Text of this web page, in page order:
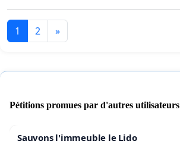
1 2 »
Pétitions promues par d'autres utilisateurs
Sauvons l'immeuble le Lido